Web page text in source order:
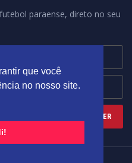
que você
no nosso site.
paraense, direto no seu